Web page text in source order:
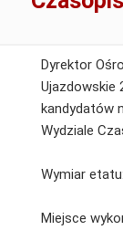
Dyrektor
Ujazdowskie
kandydatów
Wydziale
Wymiar
Miejsce